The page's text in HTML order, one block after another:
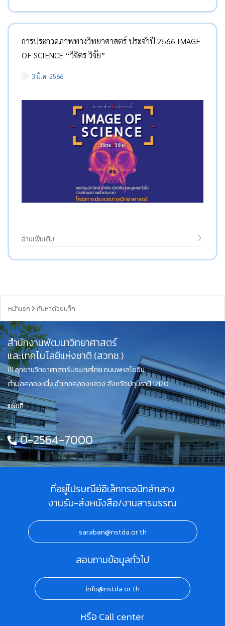
การประกวดภาพทางวิทยาศาสตร์ ประจำปี 2566 IMAGE
OF SCIENCE “วิจิตร วิจัย”
3 มี.ค. 2566
อ่านเพิ่มเติม
หน้าแรก ค้นหาด้วยแท็ก
สำนักงานพัฒนาวิทยาศาสตร์
และเทคโนโลยีแห่งชาติ (สวทช.)
111 อุทยานวิทยาศาสตร์ประเทศไทย ถนนพหลโยธิน
ตำบลคลองหนึ่ง อำเภอคลองหลวง จังหวัดปทุมธานี 12120
แผนที่
0-2564-7000
ที่อยู่ไปรษณีย์อิเล็กทรอนิกส์กลาง
งานรับ-ส่งหนังสือ/งานสารบรรณ
saraban@nstda.or.th
สอบถามข้อมูลทั่วไป
info@nstda.or.th
หรือ Call center